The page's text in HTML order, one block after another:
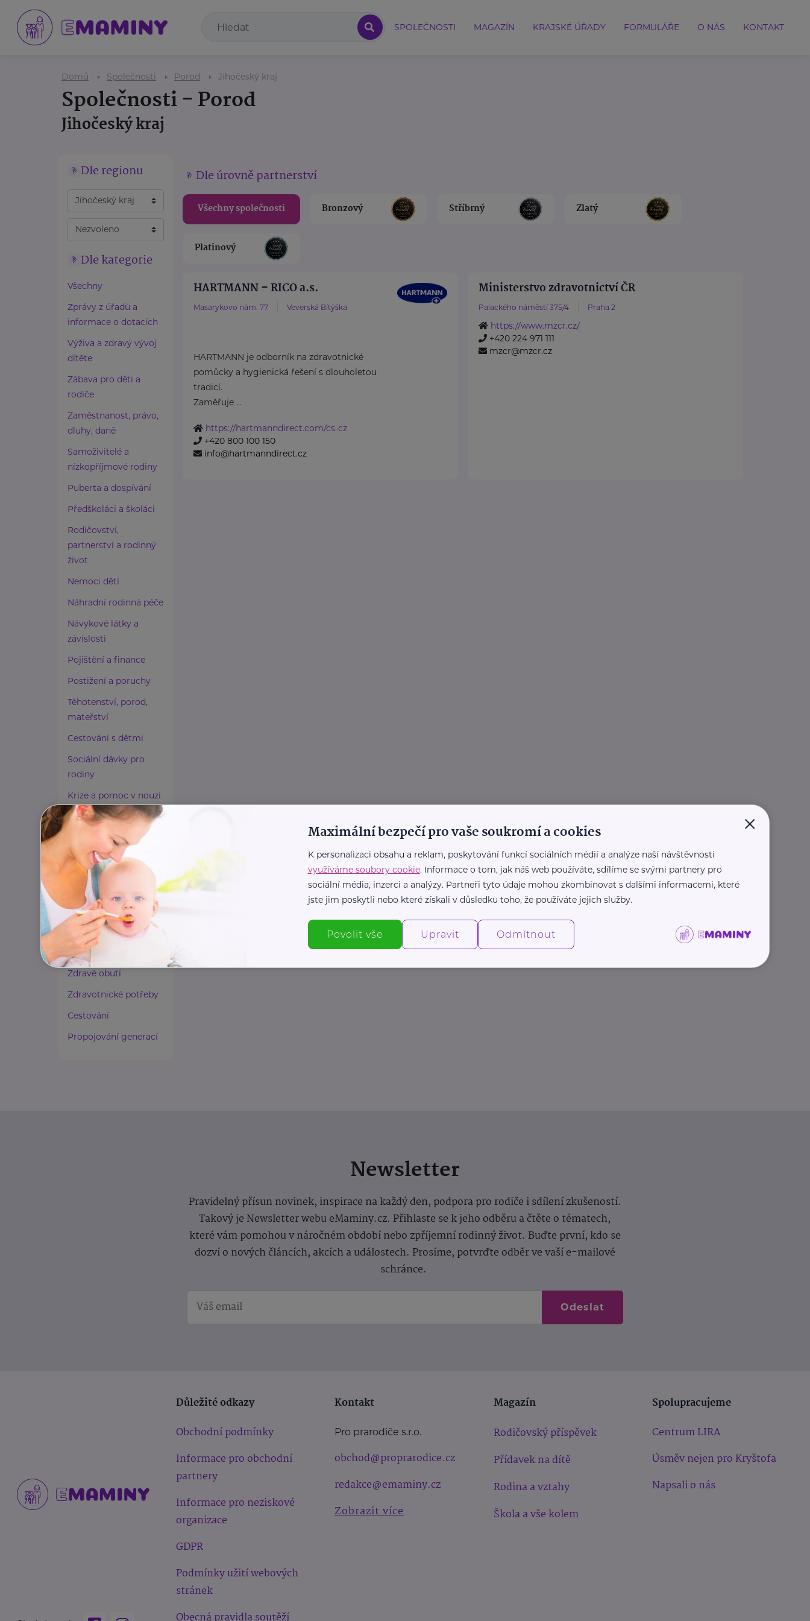
SPOLEČNOSTI MAGAZÍN KRAJSKÉ ÚŘADY FORMULÁŘE O NÁS KONTAKT
Domů Společnosti Porod Jihočeský kraj
Společnosti - Porod
Jihočeský kraj
Dle regionu
Dle kategorie
Všechny
Zprávy z úřadů a
informace o dotacích
Výživa a zdravý vývoj
dítěte
Zábava pro děti a
rodiče
Zaměstnanost, právo,
dluhy, daně
Samoživitelé a
nízkopříjmové rodiny
Puberta a dospívání
Předškoláci a školáci
Rodičovství,
partnerství a rodinný
život
Nemoci dětí
Náhradní rodinná péče
Návykové látky a
závislosti
Pojištění a finance
Postižení a poruchy
Těhotenství, porod,
mateřství
Cestování s dětmi
Sociální dávky pro
rodiny
Krize a pomoc v nouzi
Paliativní péče
Rady a tipy
Harmonie duše a těla
Zaměstnávání osob ze
zdravotním
postižením
Lázeňství a wellness
Zdravé spaní a sezení
Zdravé obutí
Zdravotnické potřeby
Cestování
Propojování generací
Dle úrovně partnerství
Všechny společnosti Bronzový Stříbrný Zlatý
Platinový
HARTMANN – RICO a.s.
Masarykovo nám. 77 Veverská Bítýška
HARTMANN je odborník na zdravotnické
pomůcky a hygienická řešení s dlouholetou
tradicí.
Zaměřuje ...
https://hartmanndirect.com/cs-cz
+420 800 100 150
info@hartmanndirect.cz
Ministerstvo zdravotnictví ČR
Palackého náměstí 375/4 Praha 2
https://www.mzcr.cz/
+420 224 971 111
mzcr@mzcr.cz
Newsletter
Pravidelný přísun novinek, inspirace na každý den, podpora pro rodiče i sdílení zkušeností.
Takový je Newsletter webu eMaminy.cz. Přihlaste se k jeho odběru a čtěte o tématech,
které vám pomohou v náročném období nebo zpříjemní rodinný život. Buďte první, kdo se
dozví o nových článcích, akcích a událostech. Prosíme, potvrďte odběr ve vaší e-mailové
schránce.
Odeslat
Důležité odkazy
Obchodní podmínky
Informace pro obchodní
partnery
Informace pro neziskové
organizace
GDPR
Podmínky užití webových
stránek
Obecná pravidla soutěží
Kontakt
Pro prarodiče s.r.o.
obchod@proprarodice.cz
redakce@emaminy.cz
Zobrazit více
Magazín
Rodičovský příspěvek
Přídavek na dítě
Rodina a vztahy
Škola a vše kolem
Spolupracujeme
Centrum LIRA
Úsměv nejen pro Kryštofa
Napsali o nás
×
Maximální bezpečí pro vaše soukromí a cookies
K personalizaci obsahu a reklam, poskytování funkcí sociálních médií a analýze naší návštěvnosti
využíváme soubory cookie. Informace o tom, jak náš web používáte, sdílíme se svými partnery pro
sociální média, inzerci a analýzy. Partneři tyto údaje mohou zkombinovat s dalšími informacemi, které
jste jim poskytli nebo které získali v důsledku toho, že používáte jejich služby.
Povolit vše Upravit Odmítnout